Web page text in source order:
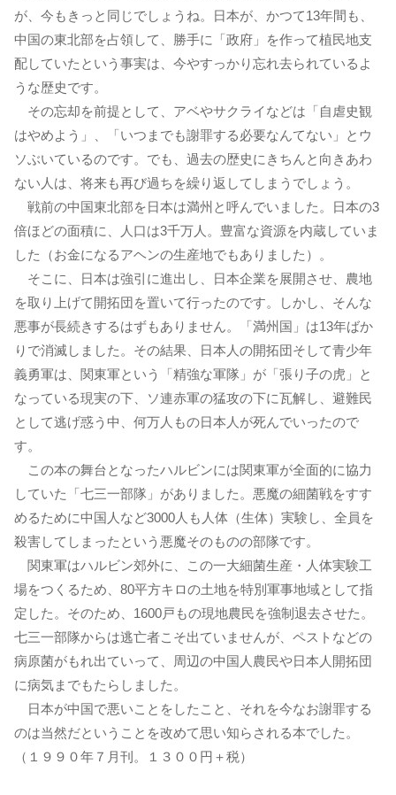
が、今もきっと同じでしょうね。日本が、かつて13年間も、
中国の東北部を占領して、勝手に「政府」を作って植民地支
配していたという事実は、今やすっかり忘れ去られているよ
うな歴史です。
その忘却を前提として、アベやサクライなどは「自虐史観
はやめよう」、「いつまでも謝罪する必要なんてない」とウ
ソぶいているのです。でも、過去の歴史にきちんと向きあわ
ない人は、将来も再び過ちを繰り返してしまうでしょう。
戦前の中国東北部を日本は満州と呼んでいました。日本の3
倍ほどの面積に、人口は3千万人。豊富な資源を内蔵していま
した（お金になるアヘンの生産地でもありました）。
そこに、日本は強引に進出し、日本企業を展開させ、農地
を取り上げて開拓団を置いて行ったのです。しかし、そんな
悪事が長続きするはずもありません。「満州国」は13年ばか
りで消滅しました。その結果、日本人の開拓団そして青少年
義勇軍は、関東軍という「精強な軍隊」が「張り子の虎」と
なっている現実の下、ソ連赤軍の猛攻の下に瓦解し、避難民
として逃げ惑う中、何万人もの日本人が死んでいったので
す。
この本の舞台となったハルビンには関東軍が全面的に協力
していた「七三一部隊」がありました。悪魔の細菌戦をすす
めるために中国人など3000人も人体（生体）実験し、全員を
殺害してしまったという悪魔そのものの部隊です。
関東軍はハルビン郊外に、この一大細菌生産・人体実験工
場をつくるため、80平方キロの土地を特別軍事地域として指
定した。そのため、1600戸もの現地農民を強制退去させた。
七三一部隊からは逃亡者こそ出ていませんが、ペストなどの
病原菌がもれ出ていって、周辺の中国人農民や日本人開拓団
に病気までもたらしました。
日本が中国で悪いことをしたこと、それを今なお謝罪する
のは当然だということを改めて思い知らされる本でした。
（１９９０年７月刊。１３００円＋税）